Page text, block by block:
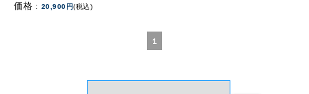
価格 : 20,900円(税込)
1